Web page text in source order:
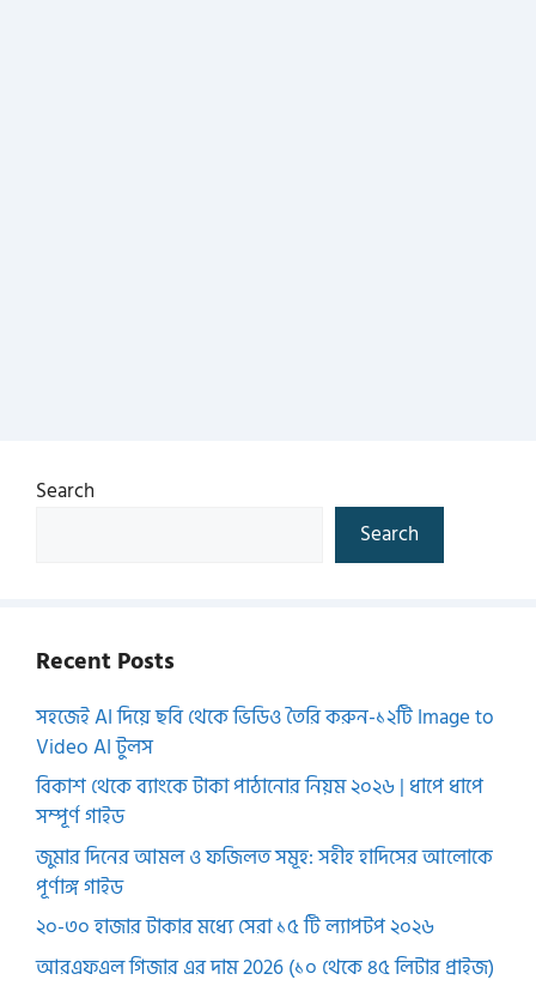
Search
Search
Recent Posts
সহজেই AI দিয়ে ছবি থেকে ভিডিও তৈরি করুন-১২টি Image to
Video AI টুলস
বিকাশ থেকে ব্যাংকে টাকা পাঠানোর নিয়ম ২০২৬ | ধাপে ধাপে
সম্পূর্ণ গাইড
জুমার দিনের আমল ও ফজিলত সমূহ: সহীহ হাদিসের আলোকে
পূর্ণাঙ্গ গাইড
২০-৩০ হাজার টাকার মধ্যে সেরা ১৫ টি ল্যাপটপ ২০২৬
আরএফএল গিজার এর দাম 2026 (১০ থেকে ৪৫ লিটার প্রাইজ)